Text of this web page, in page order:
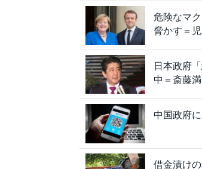
危険なマ
脅かす＝
日本政府
中＝斎藤満
中国政府
借金漬け